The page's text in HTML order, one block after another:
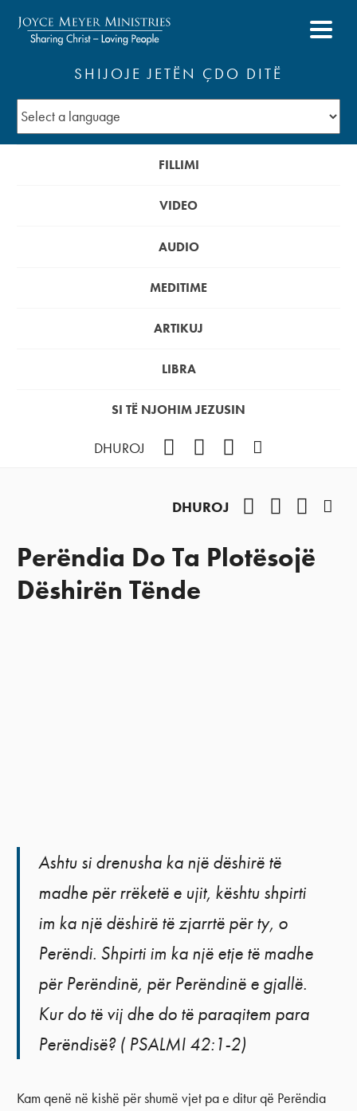
SHIJOJE JETËN ÇDO DITË
FILLIMI
VIDEO
AUDIO
MEDITIME
ARTIKUJ
LIBRA
SI TË NJOHIM JEZUSIN
DHUROJ Instagram
DHUROJ YouTube
Perëndia Do Ta Plotësojë
Dëshirën Tënde
Ashtu si drenusha ka një dëshirë të
madhe për rrëketë e ujit, kështu shpirti
im ka një dëshirë të zjarrtë për ty, o
Perëndi. Shpirti im ka një etje të madhe
për Perëndinë, për Perëndinë e gjallë.
Kur do të vij dhe do të paraqitem para
Perëndisë? ( PSALMI 42:1-2)
Kam qenë në kishë për shumë vjet pa e ditur që Perëndia